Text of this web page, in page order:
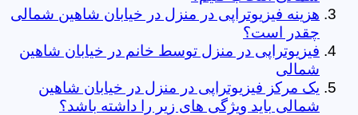
هزینه فیزیوتراپی در منزل در خیابان شاهین شمالی
چقدر است؟
فیزیوتراپی در منزل توسط خانم در خیابان شاهین
شمالی
یک مرکز فیزیوتراپی در منزل در خیابان شاهین
شمالی باید ویژگی های زیر را داشته باشد؟